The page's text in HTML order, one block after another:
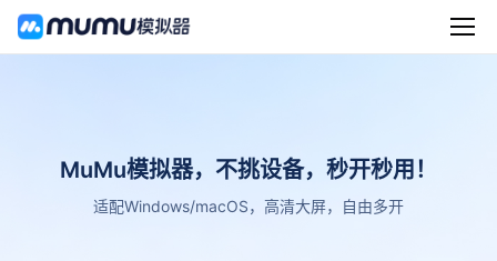
MuMu模拟器，不挑设备，秒开秒用！
适配Windows/macOS，高清大屏，自由多开